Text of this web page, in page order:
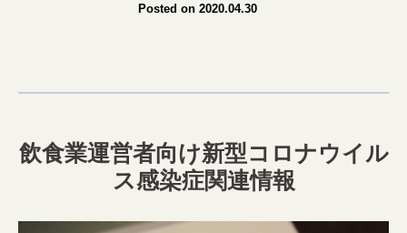
Posted on 2020.04.30
飲食業運営者向け新型コロナウイル
ス感染症関連情報